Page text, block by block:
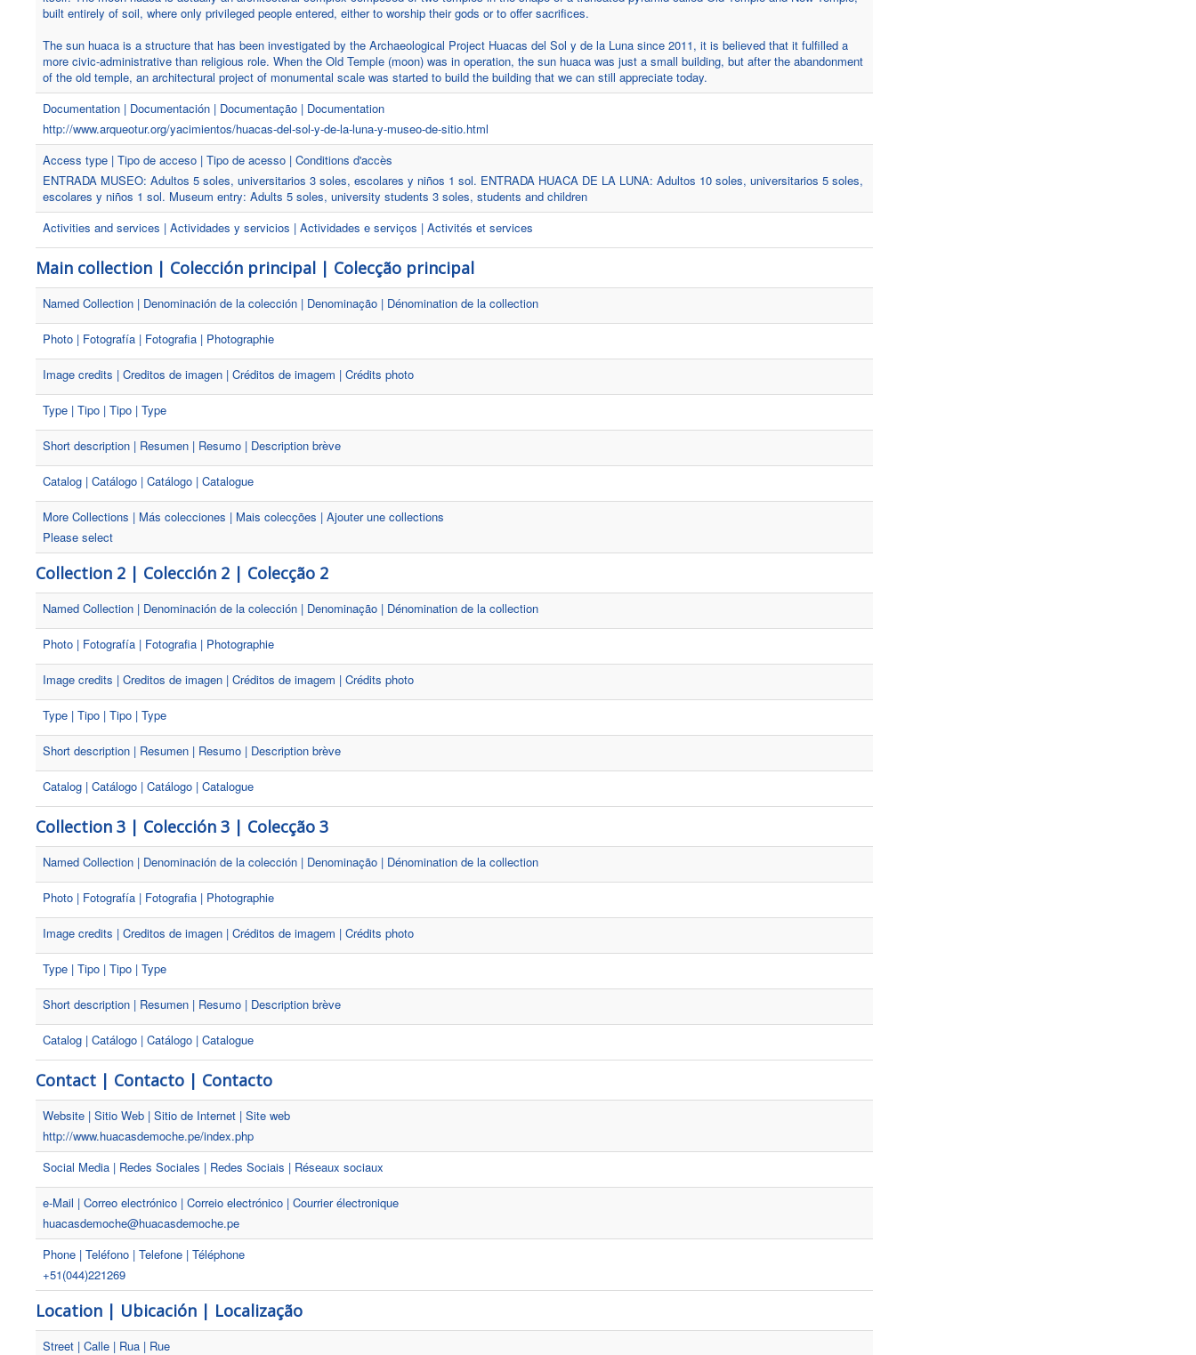
built entirely of soil, where only privileged people entered, either to worship their gods or to offer sacrifices.
The sun huaca is a structure that has been investigated by the Archaeological Project Huacas del Sol y de la Luna since 2011, it is believed that it fulfilled a
more civic-administrative than religious role. When the Old Temple (moon) was in operation, the sun huaca was just a small building, but after the abandonment
of the old temple, an architectural project of monumental scale was started to build the building that we can still appreciate today.
Documentation | Documentación | Documentação | Documentation
http://www.arqueotur.org/yacimientos/huacas-del-sol-y-de-la-luna-y-museo-de-sitio.html
Access type | Tipo de acceso | Tipo de acesso | Conditions d'accès
ENTRADA MUSEO: Adultos 5 soles, universitarios 3 soles, escolares y niños 1 sol. ENTRADA HUACA DE LA LUNA: Adultos 10 soles, universitarios 5 soles,
escolares y niños 1 sol. Museum entry: Adults 5 soles, university students 3 soles, students and children
Activities and services | Actividades y servicios | Actividades e serviços | Activités et services
Main collection | Colección principal | Colecção principal
Named Collection | Denominación de la colección | Denominação | Dénomination de la collection
Photo | Fotografía | Fotografia | Photographie
Image credits | Creditos de imagen | Créditos de imagem | Crédits photo
Type | Tipo | Tipo | Type
Short description | Resumen | Resumo | Description brève
Catalog | Catálogo | Catálogo | Catalogue
More Collections | Más colecciones | Mais colecções | Ajouter une collections
Please select
Collection 2 | Colección 2 | Colecção 2
Named Collection | Denominación de la colección | Denominação | Dénomination de la collection
Photo | Fotografía | Fotografia | Photographie
Image credits | Creditos de imagen | Créditos de imagem | Crédits photo
Type | Tipo | Tipo | Type
Short description | Resumen | Resumo | Description brève
Catalog | Catálogo | Catálogo | Catalogue
Collection 3 | Colección 3 | Colecção 3
Named Collection | Denominación de la colección | Denominação | Dénomination de la collection
Photo | Fotografía | Fotografia | Photographie
Image credits | Creditos de imagen | Créditos de imagem | Crédits photo
Type | Tipo | Tipo | Type
Short description | Resumen | Resumo | Description brève
Catalog | Catálogo | Catálogo | Catalogue
Contact | Contacto | Contacto
Website | Sitio Web | Sitio de Internet | Site web
http://www.huacasdemoche.pe/index.php
Social Media | Redes Sociales | Redes Sociais | Réseaux sociaux
e-Mail | Correo electrónico | Correio electrónico | Courrier électronique
huacasdemoche@huacasdemoche.pe
Phone | Teléfono | Telefone | Téléphone
+51(044)221269
Location | Ubicación | Localização
Street | Calle | Rua | Rue